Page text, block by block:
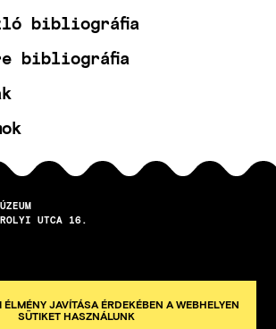
bibliográfia
bibliográfia
UTCA 16.
JAVÍTÁSA ÉRDEKÉBEN A WEBHELYEN
SÜTIKET HASZNÁLUNK